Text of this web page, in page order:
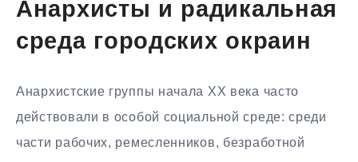
Анархисты и радикальная
среда городских окраин
Анархистские группы начала XX века часто
действовали в особой социальной среде: среди
части рабочих, ремесленников, безработной